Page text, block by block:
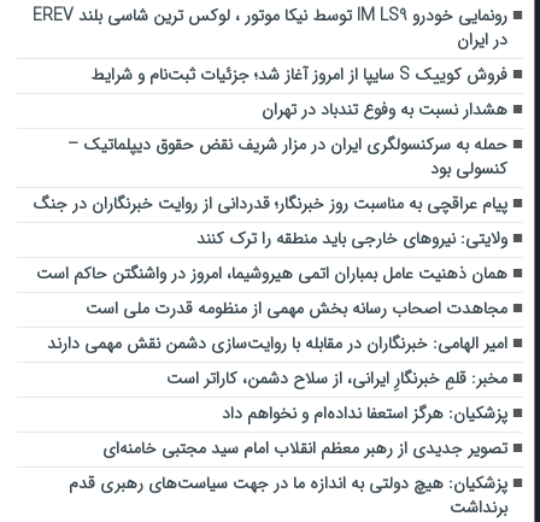
رونمایی خودرو IM LS9 توسط نیکا موتور ، لوکس ترین شاسی بلند EREV
در ایران
فروش کوییک S سایپا از امروز آغاز شد؛ جزئیات ثبت‌نام و شرایط
هشدار نسبت به وفوع تندباد در تهران
حمله به سرکنسولگری ایران در مزار شریف نقض حقوق دیپلماتیک –
کنسولی بود
پیام عراقچی به مناسبت روز خبرنگار؛ قدردانی از روایت خبرنگاران در جنگ
ولایتی: نیروهای خارجی باید منطقه را ترک کنند
همان ذهنیت عامل بمباران اتمی هیروشیما، امروز در واشنگتن حاکم است
مجاهدت اصحاب رسانه بخش مهمی از منظومه قدرت ملی است
امیر الهامی: خبرنگاران در مقابله با روایت‌سازی دشمن نقش مهمی دارند
مخبر: قلمِ خبرنگارِ ایرانی، از سلاح دشمن، کاراتر است
پزشکیان: هرگز استعفا نداده‌ام و نخواهم داد
تصویر جدیدی از رهبر معظم انقلاب امام سید مجتبی خامنه‌ای
پزشکیان: هیچ دولتی به اندازه ما در جهت سیاست‌های رهبری قدم
برنداشت